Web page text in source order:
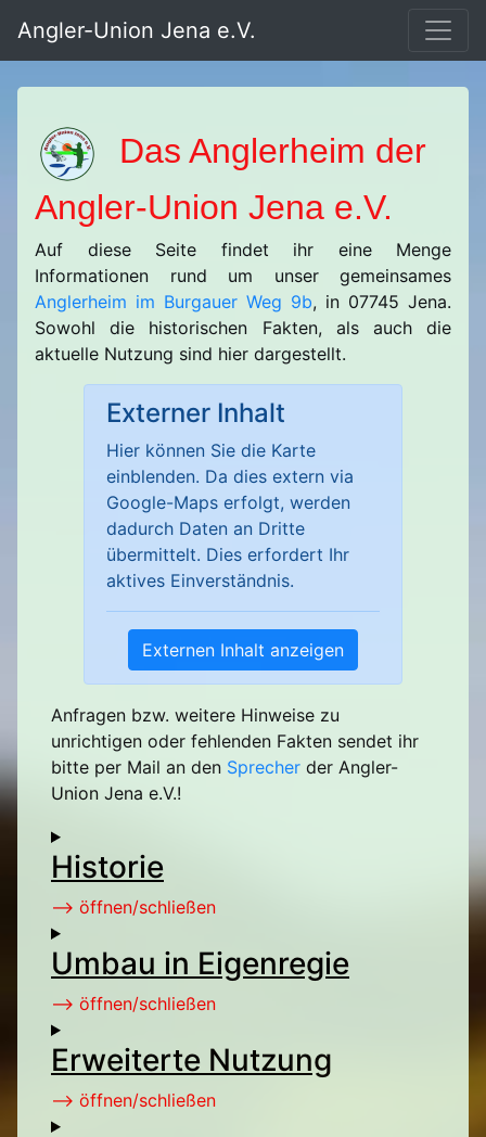
Angler-Union Jena e.V.
Das Anglerheim der
Angler-Union Jena e.V.
Auf diese Seite findet ihr eine Menge
Informationen rund um unser gemeinsames
Anglerheim im Burgauer Weg 9b, in 07745 Jena.
Sowohl die historischen Fakten, als auch die
aktuelle Nutzung sind hier dargestellt.
Externer Inhalt
Hier können Sie die Karte
einblenden. Da dies extern via
Google-Maps erfolgt, werden
dadurch Daten an Dritte
übermittelt. Dies erfordert Ihr
aktives Einverständnis.
Externen Inhalt anzeigen
Anfragen bzw. weitere Hinweise zu
unrichtigen oder fehlenden Fakten sendet ihr
bitte per Mail an den Sprecher der Angler-
Union Jena e.V.!
Historie
--> öffnen/schließen
Umbau in Eigenregie
--> öffnen/schließen
Erweiterte Nutzung
--> öffnen/schließen